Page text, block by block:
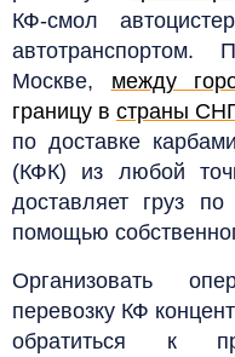
КФ-смол
Москве, между
границу в страны
по доставке
(КФК) из любой
доставляет груз
помощью
Организовать
перевозку КФ
обратиться к